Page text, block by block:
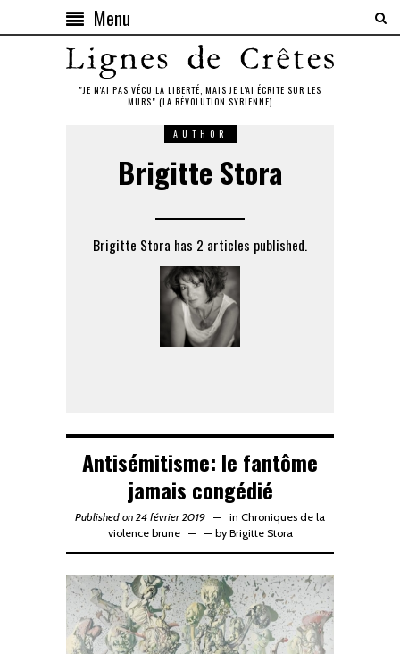
Menu
"JE N'AI PAS VÉCU LA LIBERTÉ, MAIS JE L'AI ÉCRITE SUR LES
MURS" (LA RÉVOLUTION SYRIENNE)
AUTHOR
Brigitte Stora
Brigitte Stora has 2 articles published.
Antisémitisme: le fantôme
jamais congédié
Published on 24 février 2019 in Chroniques de la
violence brune
—by Brigitte Stora